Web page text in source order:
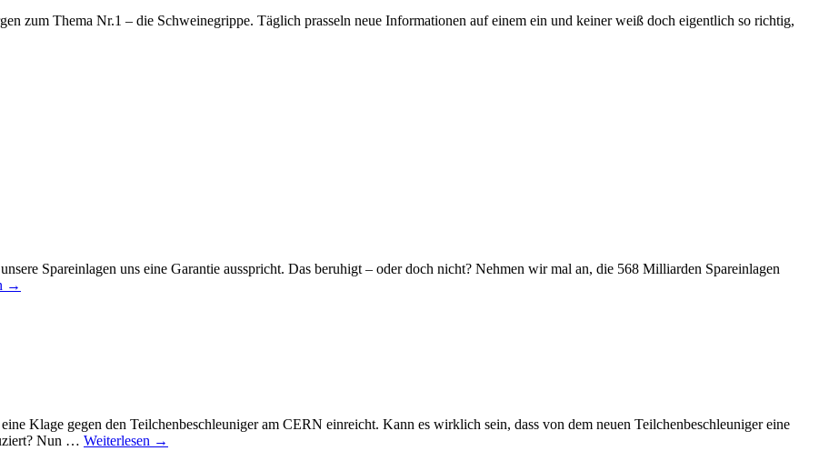
zum Thema Nr.1 – die Schweinegrippe. Täglich prasseln neue Informationen auf einem ein und keiner weiß doch eigentlich so richtig,
Spareinlagen uns eine Garantie ausspricht. Das beruhigt – oder doch nicht? Nehmen wir mal an, die 568 Milliarden Spareinlagen
→
Klage gegen den Teilchenbeschleuniger am CERN einreicht. Kann es wirklich sein, dass von dem neuen Teilchenbeschleuniger eine
Nun … Weiterlesen →